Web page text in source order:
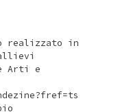
realizzato in
Arti e